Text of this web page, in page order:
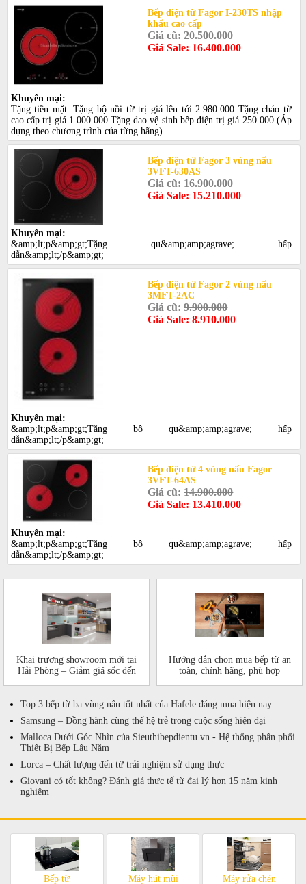
Bếp điện từ Fagor I-230TS nhập
khẩu cao cấp
Giá cũ:20.500.000
Giá Sale: 16.400.000
Khuyến mại:
Tặng tiền mặt. Tặng bộ nồi từ trị giá lên tới 2.980.000 Tặng chảo từ
cao cấp trị giá 1.000.000 Tặng dao vệ sinh bếp điện trị giá 250.000 (Áp
dụng theo chương trình của từng hãng)
Bếp điện từ Fagor 3 vùng nấu
3VFT-630AS
Giá cũ:16.900.000
Giá Sale: 15.210.000
Khuyến mại:
&amp;lt;p&amp;gt;Tặng qu&amp;amp;agrave; hấp
dẫn&amp;lt;/p&amp;gt;
Bếp điện từ Fagor 2 vùng nấu
3MFT-2AC
Giá cũ:9.900.000
Giá Sale: 8.910.000
Khuyến mại:
&amp;lt;p&amp;gt;Tặng bộ qu&amp;amp;agrave; hấp
dẫn&amp;lt;/p&amp;gt;
Bếp điện từ 4 vùng nấu Fagor
3VFT-64AS
Giá cũ:14.900.000
Giá Sale: 13.410.000
Khuyến mại:
&amp;lt;p&amp;gt;Tặng bộ qu&amp;amp;agrave; hấp
dẫn&amp;lt;/p&amp;gt;
Khai trương showroom mới tại
Hải Phòng – Giảm giá sốc đến
Hướng dẫn chọn mua bếp từ an
toàn, chính hãng, phù hợp
Top 3 bếp từ ba vùng nấu tốt nhất của Hafele đáng mua hiện nay
Samsung – Đồng hành cùng thế hệ trẻ trong cuộc sống hiện đại
Malloca Dưới Góc Nhìn của Sieuthibepdientu.vn - Hệ thống phân phối
Thiết Bị Bếp Lâu Năm
Lorca – Chất lượng đến từ trải nghiệm sử dụng thực
Giovani có tốt không? Đánh giá thực tế từ đại lý hơn 15 năm kinh
nghiệm
Bếp từ Máy hút mùi Máy rửa chén